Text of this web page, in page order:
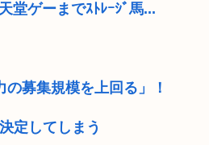
堂ゲーまでｽﾄﾚｰｼﾞ馬...
募集規模を上回る」！
定してしまう